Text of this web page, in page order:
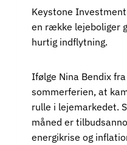
Keystone
en række lejeboliger
hurtig indflytning.
Ifølge Nina Bendix
sommerferien, at
rulle i lejemarkedet.
måned er
energikrise og